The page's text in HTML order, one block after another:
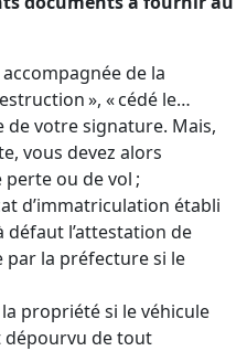
de la
», « cédé le…
de votre signature. Mais,
vous devez alors
ou de vol ;
d’immatriculation établi
défaut l’attestation de
par la préfecture si le
propriété si le véhicule
dépourvu de tout